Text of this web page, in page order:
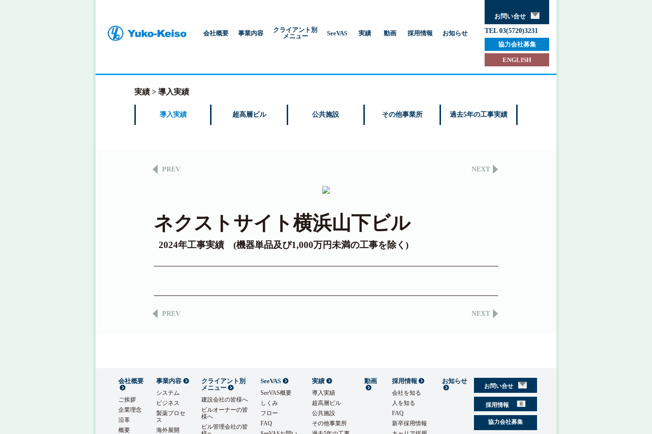
会社概要 事業内容
クライアント別
メニュー
SeeVAS 実績 動画 採用情報 お知らせ
お問い合せ
TEL 03(5720)3231
協力会社募集
ENGLISH
実績 導入実績
導入実績 超高層ビル 公共施設 その他事業所 過去5年の工事実績
PREV NEXT
ネクストサイト横浜山下ビル
2024年工事実績 (機器単品及び1,000万円未満の工事を除く)
PREV NEXT
会社概要
ご挨拶
企業理念
沿革
概要
事業内容
システム
ビジネス
製薬プロセ
ス
海外展開
クライアント別
メニュー
建設会社の皆様へ
ビルオーナーの皆
様へ
ビル管理会社の皆
SeeVAS
SeeVAS概要
しくみ
フロー
FAQ
実績
導入実績
超高層ビル
公共施設
その他事業所
動画 採用情報
会社を知る
人を知る
FAQ
新卒採用情報
お知らせ
お問い合せ
採用情報
協力会社募集